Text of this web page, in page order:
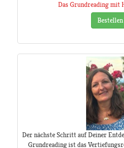
Das Grundreading mit
Bestellen
Der nächste Schritt auf Deiner
Grundreading ist das